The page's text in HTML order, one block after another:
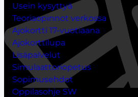
Usein kysyttyä
Teoriaopinnot verkossa
Ajokortti 17-vuotiaana
Ajokorttilupa
Lisäpalvelut
Simulaattoriopetus
Sopimusehdot
Oppilasohje SW